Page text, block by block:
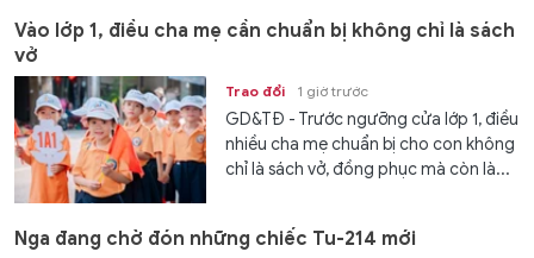
Vào lớp 1, điều cha mẹ cần chuẩn bị không chỉ là sách
vở
Trao đổi 1 giờ trước
GD&TĐ - Trước ngưỡng cửa lớp 1, điều
nhiều cha mẹ chuẩn bị cho con không
chỉ là sách vở, đồng phục mà còn là...
Nga đang chờ đón những chiếc Tu-214 mới